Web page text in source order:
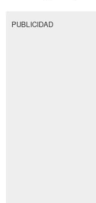
PUBLICIDAD